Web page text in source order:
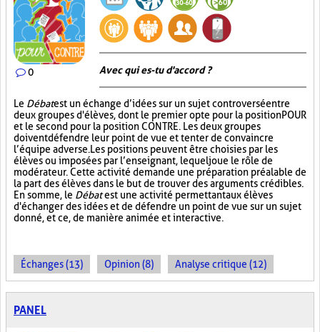
0 Avec qui es-tu d'accord ?
Le Débatest un échange d’idées sur un sujet controversé entre
deux groupes d'élèves, dont le premier opte pour la position POUR
et le second pour la position CONTRE. Les deux groupes
doivent défendre leur point de vue et tenter de convaincre
l’équipe adverse. Les positions peuvent être choisies par les
élèves ou imposées par l’enseignant, lequel joue le rôle de
modérateur. Cette activité demande une préparation préalable de
la part des élèves dans le but de trouver des arguments crédibles.
En somme, le Débatest une activité permettant aux élèves
d'échanger des idées et de défendre un point de vue sur un sujet
donné, et ce, de manière animée et interactive.
Échanges (13) Opinion (8) Analyse critique (12)
PANEL